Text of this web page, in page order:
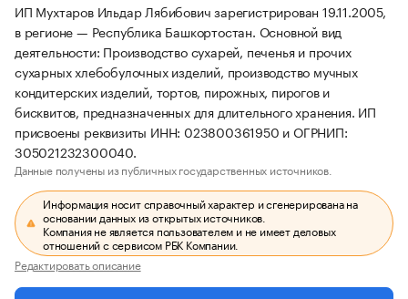
ИП Мухтаров Ильдар Лябибович зарегистрирован 19.11.2005,
в регионе — Республика Башкортостан. Основной вид
деятельности: Производство сухарей, печенья и прочих
сухарных хлебобулочных изделий, производство мучных
кондитерских изделий, тортов, пирожных, пирогов и
бисквитов, предназначенных для длительного хранения. ИП
присвоены реквизиты ИНН: 023800361950 и ОГРНИП:
305021232300040.
Данные получены из публичных государственных источников.
Информация носит справочный характер и сгенерирована на
основании данных из открытых источников.
Компания не является пользователем и не имеет деловых
отношений с сервисом РБК Компании.
Редактировать описание